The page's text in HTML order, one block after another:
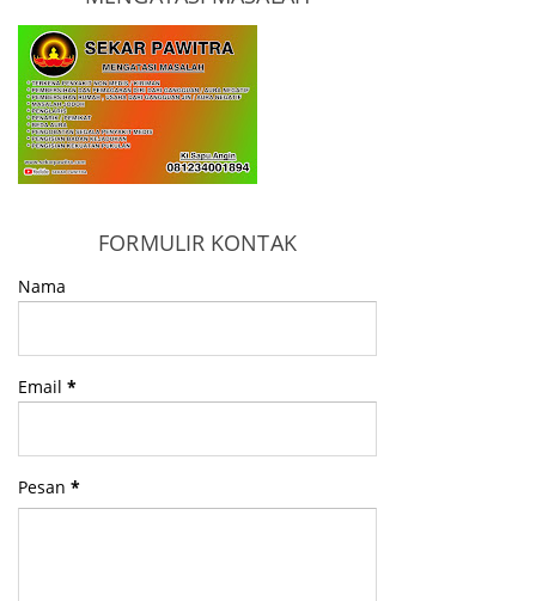
FORMULIR KONTAK
Nama
Email *
Pesan *